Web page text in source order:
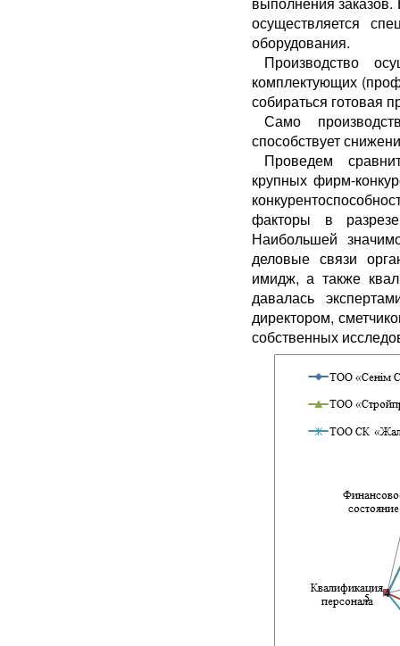
осуществляется
оборудования.
Производство
комплектующих
собираться готовая
Само
способствует
Проведем
крупных фирм-
факторы в
Наибольшей
деловые связи
имидж, а также
давалась
директором,
собственных